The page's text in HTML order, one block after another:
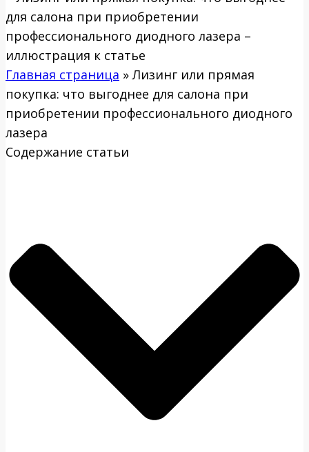
Главная страница »Лизинг или прямая
покупка: что выгоднее для салона при
приобретении профессионального диодного
лазера
Содержание статьи